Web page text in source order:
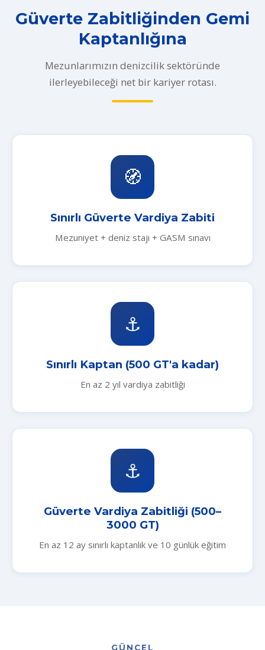
Güverte Zabitliğinden Gemi
Kaptanlığına
Mezunlarımızın denizcilik sektöründe
ilerleyebileceği net bir kariyer rotası.
🧭
Sınırlı Güverte Vardiya Zabiti
Mezuniyet + deniz stajı + GASM sınavı
⚓
Sınırlı Kaptan (500 GT'a kadar)
En az 2 yıl vardiya zabitliği
⚓
Güverte Vardiya Zabitliği (500–
3000 GT)
En az 12 ay sınırlı kaptanlık ve 10 günlük eğitim
GÜNCEL